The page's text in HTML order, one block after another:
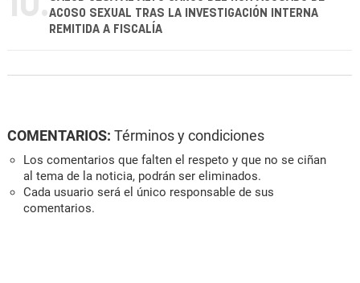
ACOSO SEXUAL TRAS LA INVESTIGACIÓN INTERNA
REMITIDA A FISCALÍA
COMENTARIOS: Términos y condiciones
Los comentarios que falten el respeto y que no se ciñan
al tema de la noticia, podrán ser eliminados.
Cada usuario será el único responsable de sus
comentarios.